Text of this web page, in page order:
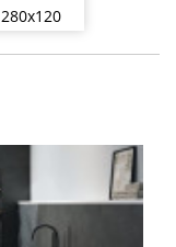
280x120